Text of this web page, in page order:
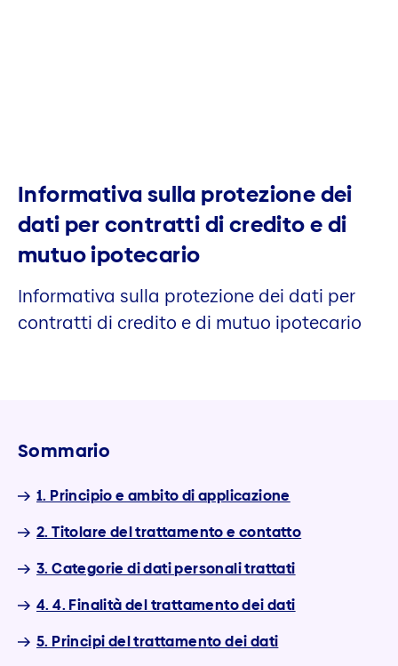
Informativa sulla protezione dei
dati per contratti di credito e di
mutuo ipotecario
Informativa sulla protezione dei dati per
contratti di credito e di mutuo ipotecario
Sommario
1. Principio e ambito di applicazione
2. Titolare del trattamento e contatto
3. Categorie di dati personali trattati
4. 4. Finalità del trattamento dei dati
5. Principi del trattamento dei dati